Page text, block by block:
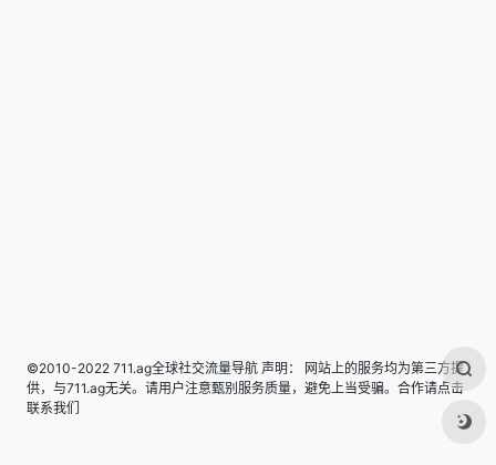
©2010-2022 711.ag全球社交流量导航 声明： 网站上的服务均为第三方提
供，与711.ag无关。请用户注意甄别服务质量，避免上当受骗。合作请点击
联系我们